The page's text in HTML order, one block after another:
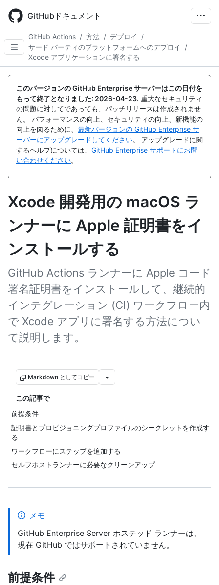
main
GitHubドキュメント
GitHub Actions / 方法 / デプロイ
/
サード パーティのプラットフォームへのデプロイ
/
Xcode アプリケーションに署名する
このバージョンの GitHub Enterprise サーバーはこの日付を
もって終了となりました: 2026-04-23. 重大なセキュリティ
の問題に対してであっても、パッチリリースは作成されませ
ん。 パフォーマンスの向上、セキュリティの向上、新機能の
向上を図るために、 最新バージョンの GitHub Enterprise サ
ーバーにアップグレードしてください。 アップグレードに関
するヘルプについては、 GitHub Enterprise サポートにお問
い合わせください。
Xcode 開発用の macOS ラ
ンナーに Apple 証明書をイ
ンストールする
GitHub Actions ランナーに Apple コード
署名証明書をインストールして、継続的
インテグレーション (CI) ワークフロー内
で Xcode アプリに署名する方法につい
て説明します。
Markdown としてコピー
この記事で
前提条件
証明書とプロビジョニングプロファイルのシークレットを作成す
る
ワークフローにステップを追加する
セルフホストランナーに必要なクリーンアップ
メモ
GitHub Enterprise Server ホステッド ランナーは、
現在 GitHub ではサポートされていません。
前提条件